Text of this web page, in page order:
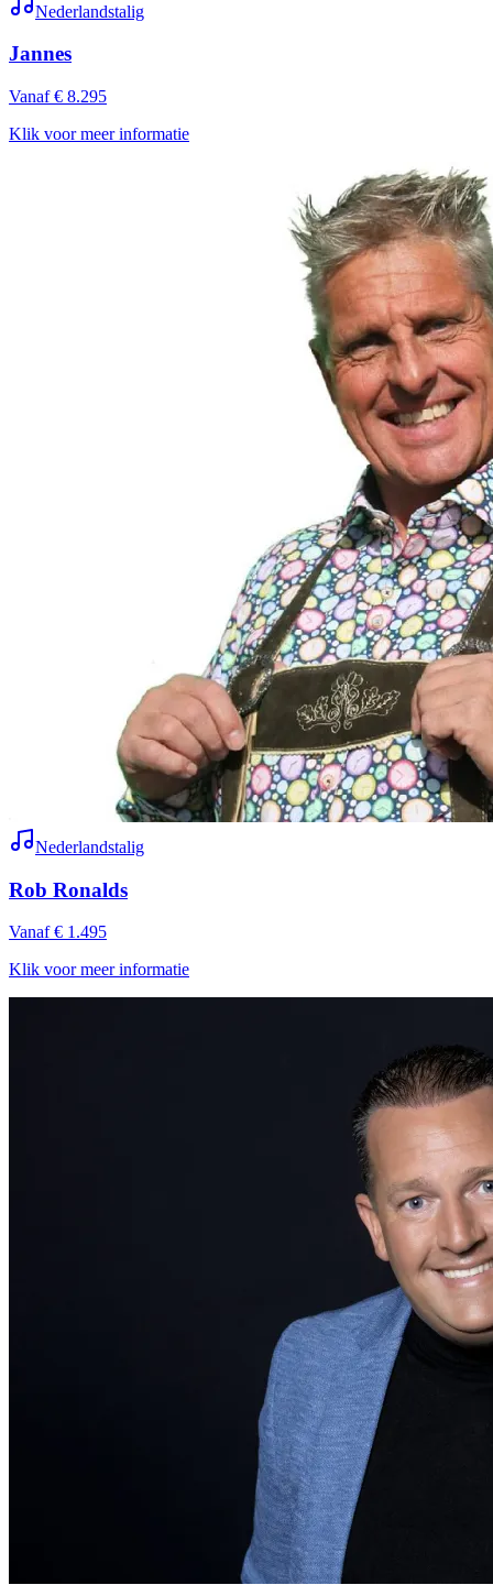
Nederlandstalig
Jannes
Vanaf € 8.295
Klik voor meer informatie
Nederlandstalig
Rob Ronalds
Vanaf € 1.495
Klik voor meer informatie